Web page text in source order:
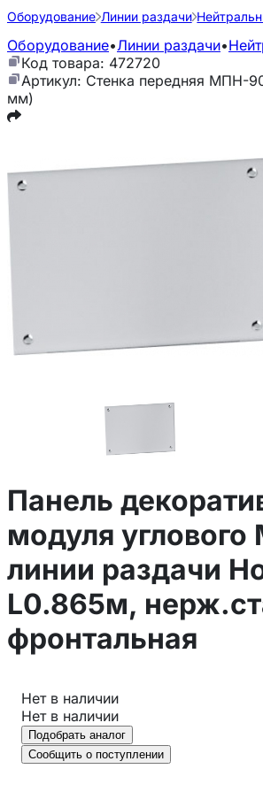
Оборудование Линии раздачи
Оборудование•Линии раздачи•
Код товара: 472720
Артикул: Стенка передняя МПН-
мм)
Панель
модуля
линии раздачи
L0.865м,
фронтальная
Нет в наличии
Нет в наличии
Подобрать аналог
Сообщить о поступлении